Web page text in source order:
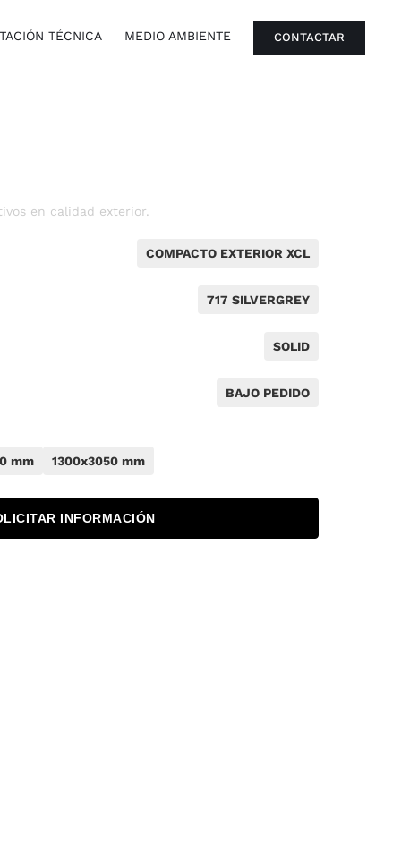
TÉCNICA MEDIO AMBIENTE CONTACTAR
en calidad exterior.
COMPACTO EXTERIOR XCL
717 SILVERGREY
SOLID
BAJO PEDIDO
mm 1300x3050 mm
INFORMACIÓN